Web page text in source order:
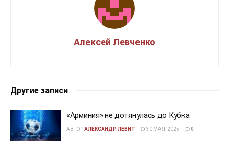
Алексей Левченко
Другие записи
«Арминия» не дотянулась до Кубка
АВТОРАЛЕКСАНДР ЛЕВИТ 30 МАЯ, 2025 0